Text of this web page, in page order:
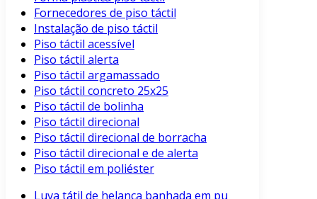
Fornecedores de piso táctil
Instalação de piso táctil
Piso táctil acessível
Piso táctil alerta
Piso táctil argamassado
Piso táctil concreto 25x25
Piso táctil de bolinha
Piso táctil direcional
Piso táctil direcional de borracha
Piso táctil direcional e de alerta
Piso táctil em poliéster
Luva tátil de helanca banhada em pu